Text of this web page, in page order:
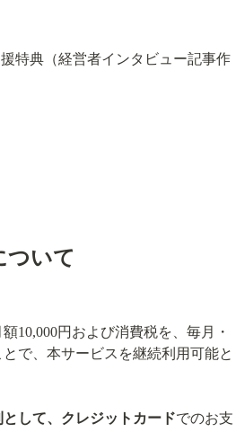
特典（経営者インタビュー記事作
ついて
10,000円および消費税を、毎月・
で、本サービスを継続利用可能と
として、クレジットカードでのお支